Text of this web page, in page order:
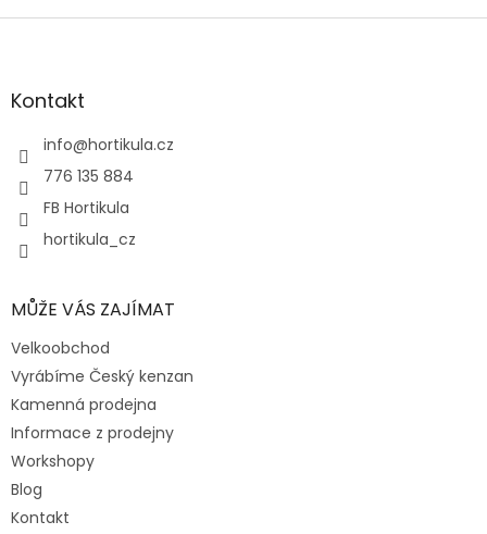
l
Z
aKontakt
info@hortikula.cz
776 135 884
FB Hortikula
hortikula_cz
MŮŽE VÁS ZAJÍMAT
Velkoobchod
Vyrábíme Český kenzan
Kamenná prodejna
Informace z prodejny
Workshopy
Blog
Kontakt